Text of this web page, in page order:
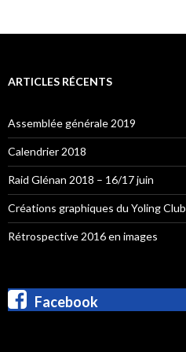
ARTICLES RÉCENTS
Assemblée générale 2019
Calendrier 2018
Raid Glénan 2018 – 16/17 juin
Créations graphiques du Yoling Club
Rétrospective 2016 en images
Facebook